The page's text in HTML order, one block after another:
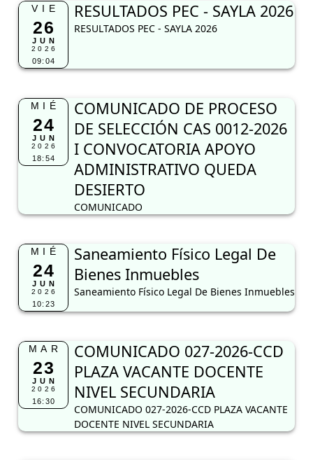
VIE
26
JUN
2026
09:04
RESULTADOS PEC - SAYLA 2026
RESULTADOS PEC - SAYLA 2026
MIÉ
24
JUN
2026
18:54
COMUNICADO DE PROCESO
DE SELECCIÓN CAS 0012-2026
I CONVOCATORIA APOYO
ADMINISTRATIVO QUEDA
DESIERTO
COMUNICADO
MIÉ
24
JUN
2026
10:23
Saneamiento Físico Legal De
Bienes Inmuebles
Saneamiento Físico Legal De Bienes Inmuebles
MAR
23
JUN
2026
16:30
COMUNICADO 027-2026-CCD
PLAZA VACANTE DOCENTE
NIVEL SECUNDARIA
COMUNICADO 027-2026-CCD PLAZA VACANTE
DOCENTE NIVEL SECUNDARIA